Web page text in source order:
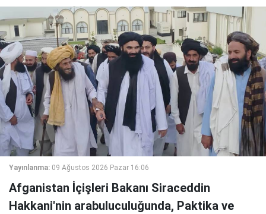
Yayınlanma: 09 Ağustos 2026 Pazar 16:06
Afganistan İçişleri Bakanı Siraceddin
Hakkani'nin arabuluculuğunda, Paktika ve